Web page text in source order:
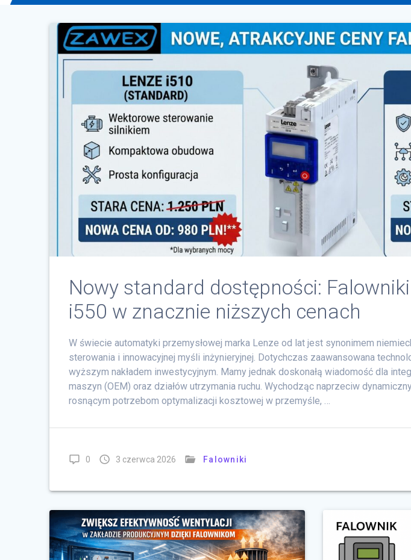
Nowy standard dostępności:
i550 w znacznie niższych cenach
W świecie automatyki przemysłowej marka Lenze od lat jest synonimem
sterowania i innowacyjnej myśli inżynieryjnej. Dotychczas zaawansowana
wyższym nakładem inwestycyjnym. Mamy jednak doskonałą wiadomość dla
maszyn (OEM) oraz działów utrzymania ruchu. Wychodząc naprzeciw
rosnącym potrzebom optymalizacji kosztowej w przemyśle, …
0 3 czerwca 2026 Falowniki